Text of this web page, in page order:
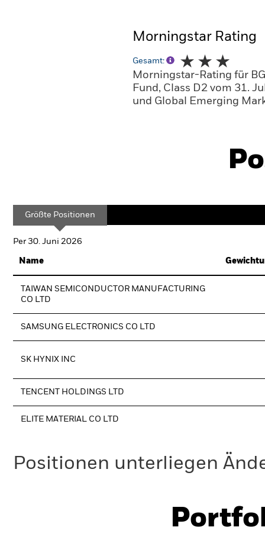
Morningstar Rating
Gesamt:
Morningstar-Rating für
Fund, Class D2 vom 31.
und Global Emerging
Größte Positionen
Per 30. Juni 2026
Name
TAIWAN SEMICONDUCTOR MANUFACTURING
CO LTD
SAMSUNG ELECTRONICS CO LTD
SK HYNIX INC
TENCENT HOLDINGS LTD
ELITE MATERIAL CO LTD
Positionen unterliegen